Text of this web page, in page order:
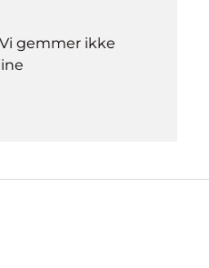
gemmer ikke